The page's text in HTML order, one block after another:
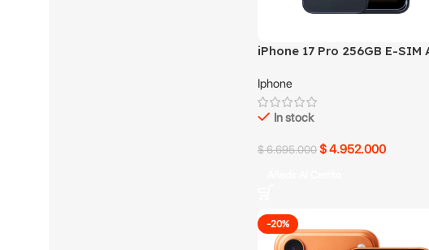
iPhone 17 Pro 256GB E-SIM
Iphone
In stock
$6.695.000 $4.952.000
-20%